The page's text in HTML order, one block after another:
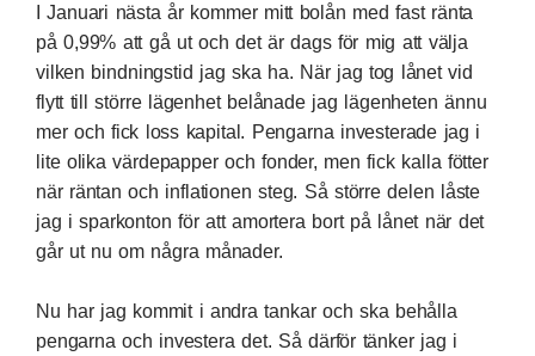
I Januari nästa år kommer mitt bolån medfast ränta
på 0,99% att gå ut och det är dags för mig att välja
vilken bindningstid jag ska ha. När jag tog lånet vid
flytt till större lägenhet belånade jag lägenheten ännu
mer och fick loss kapital. Pengarna investerade jag i
lite olika värdepapper och fonder, men fick kalla fötter
när räntan och inflationen steg. Så större delen låste
jag i sparkonton för att amortera bort på lånet när det
går ut nu om några månader.
Nu har jag kommit i andra tankar och ska behålla
pengarna och investera det. Så därför tänker jag i